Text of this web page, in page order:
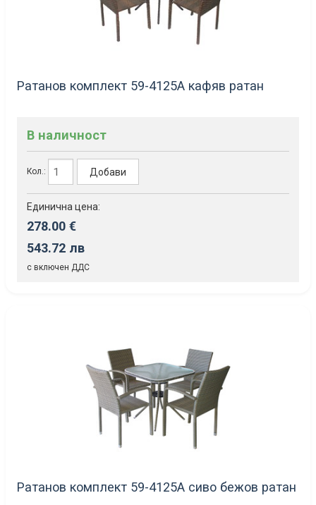
Ратанов комплект 59-4125A кафяв ратан
В наличност
Кол.: Добави
Единична цена:
278.00 €
543.72 лв
с включен ДДС
Ратанов комплект 59-4125А сиво бежов ратан